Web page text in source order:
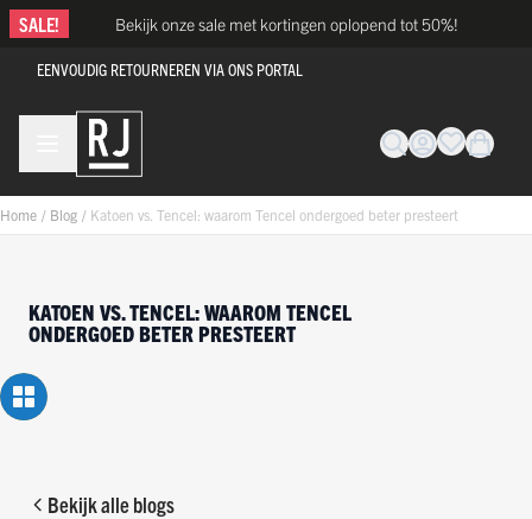
Ga naar de inhoud
SALE! Bekijk onze sale met kortingen oplopend tot 50%!
EENVOUDIG RETOURNEREN VIA ONS PORTAL
Home / Blog / Katoen vs. Tencel: waarom Tencel ondergoed beter presteert
KATOEN VS. TENCEL: WAAROM TENCEL
ONDERGOED BETER PRESTEERT
Bekijk alle blogs